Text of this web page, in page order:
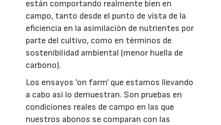
están comportando realmente bien en
campo, tanto desde el punto de vista de la
eficiencia en la asimilación de nutrientes por
parte del cultivo, como en términos de
sostenibilidad ambiental (menor huella de
carbono).
Los ensayos 'on farm' que estamos llevando
a cabo así lo demuestran. Son pruebas en
condiciones reales de campo en las que
nuestros abonos se comparan con las